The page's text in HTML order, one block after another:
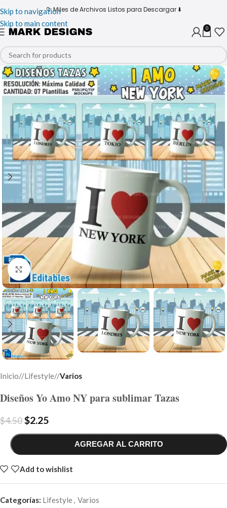
Skip to navigation
Skip to main content
📁 Miles de Archivos Listos para Descargar ⬇️
0
Click to enlarge
Inicio/ Lifestyle/ Varios
Diseños Yo Amo NY para sublimar Tazas
$4.50$2.25
AGREGAR AL CARRITO
Add to wishlist
Categorías: Lifestyle, Varios